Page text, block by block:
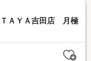
ＡＹＡ吉田店 月極